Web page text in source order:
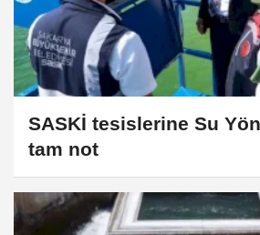
SASKİ tesislerine Su
tam not